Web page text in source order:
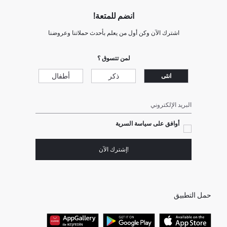
انضم للمتعة!
اشترك الآن وكن أول من يعلم بأحدث حملاتنا وعروضنا
لمن تتسوق ؟
انثى ذكر أطفال
البريد الإلكتروني
أوافق على سياسة السرية
!إشترك الآن
حمل التطبيق